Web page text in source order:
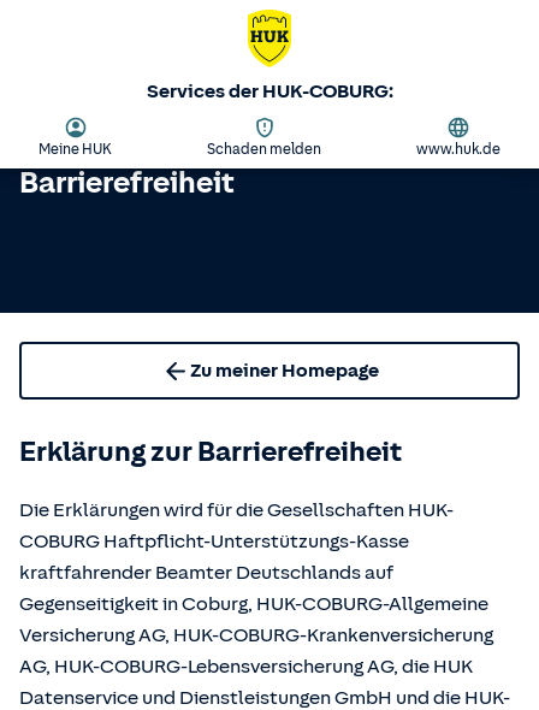
Services der HUK-COBURG:
Meine HUK Schaden melden www.huk.de
Barrierefreiheit
Zu meiner Homepage
Erklärung zur Barrierefreiheit
Die Erklärungen wird für die Gesellschaften HUK-
COBURG Haftpflicht-Unterstützungs-Kasse
kraftfahrender Beamter Deutschlands auf
Gegenseitigkeit in Coburg, HUK-COBURG-Allgemeine
Versicherung AG, HUK-COBURG-Krankenversicherung
AG, HUK-COBURG-Lebensversicherung AG, die HUK
Datenservice und Dienstleistungen GmbH und die HUK-